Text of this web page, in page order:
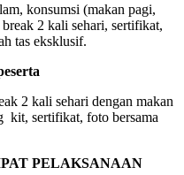
konsumsi (makan pagi,
2 kali sehari, sertifikat,
tas eksklusif.
2 kali sehari dengan makan
kit, sertifikat, foto bersama
PELAKSANAAN